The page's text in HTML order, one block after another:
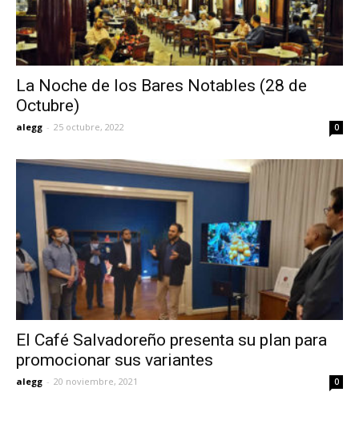
La Noche de los Bares Notables (28 de
Octubre)
alegg - 25 octubre, 2022 0
El Café Salvadoreño presenta su plan para
promocionar sus variantes
alegg - 20 noviembre, 2021 0